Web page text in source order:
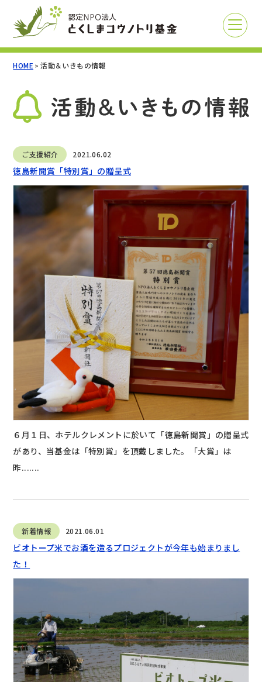
HOME >活動＆いきもの情報
ご支援紹介 2021.06.02
徳島新聞賞「特別賞」の贈呈式
６月１日、ホテルクレメントに於いて「徳島新聞賞」の贈呈式
があり、当基金は「特別賞」を頂戴しました。「大賞」は
昨.......
新着情報 2021.06.01
ビオトープ米でお酒を造るプロジェクトが今年も始まりまし
た！